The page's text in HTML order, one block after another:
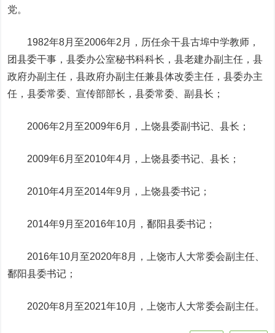
党。
1982年8月至2006年2月，历任余干县古埠中学教师，
团县委干事，县委办公室秘书科科长，县老建办副主任，县
政府办副主任，县政府办副主任兼县体改委主任，县委办主
任，县委常委、宣传部部长，县委常委、副县长；
2006年2月至2009年6月，上饶县委副书记、县长；
2009年6月至2010年4月，上饶县委书记、县长；
2010年4月至2014年9月，上饶县委书记；
2014年9月至2016年10月，鄱阳县委书记；
2016年10月至2020年8月，上饶市人大常委会副主任、
鄱阳县委书记；
2020年8月至2021年10月，上饶市人大常委会副主任。